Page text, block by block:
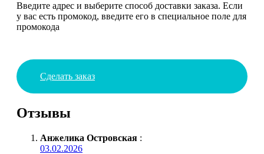
Введите адрес и выберите способ доставки заказа. Если
у вас есть промокод, введите его в специальное поле для
промокода
Сделать заказ
Отзывы
Анжелика Островская :
03.02.2026